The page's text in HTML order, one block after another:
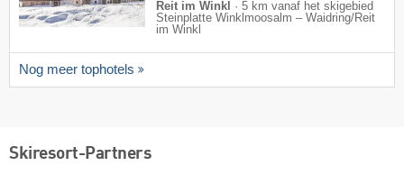
Reit im Winkl
· 5 km vanaf het skigebied
Steinplatte Winklmoosalm – Waidring/​Reit
im Winkl
Nog meer tophotels
Skiresort-Partners